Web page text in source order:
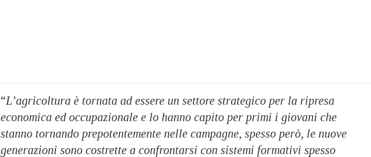
“L’agricoltura è tornata ad essere un settore strategico per la ripresa
economica ed occupazionale e lo hanno capito per primi i giovani che
stanno tornando prepotentemente nelle campagne, spesso però, le nuove
generazioni sono costrette a confrontarsi con sistemi formativi spesso